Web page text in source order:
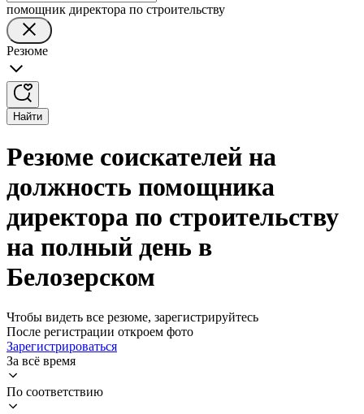
помощник директора по строительству
Резюме
Найти
Резюме соискателей на
должность помощника
директора по строительству
на полный день в
Белозерском
Чтобы видеть все резюме, зарегистрируйтесь
После регистрации откроем фото
Зарегистрироваться
За всё время
По соответствию